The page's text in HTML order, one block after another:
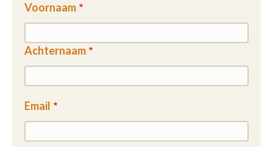
Voornaam
Achternaam
Email